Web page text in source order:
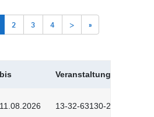
2 3 4 > »
bis Veranstaltungskürzel
11.08.2026 13-32-63130-2601